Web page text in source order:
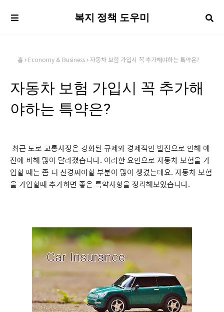
복지 정책 도우미
홈 Economy & Business 자동차 보험 가입시 꼭 추가해야하는 특약은?
자동차 보험 가입시 꼭 추가해
야하는 특약은?
최근 도로 교통사정은 강화된 규제와 경제적인 발전으로 인해 예
전에 비해 많이 달라졌습니다. 이러한 요인으로 자동차 보험을 가
입할 때는 좀 더 신경써야할 부분이 많이 생겼는데요. 자동차 보험
을 가입할때 추가하면 좋은 특약사항을 정리해보았습니다.